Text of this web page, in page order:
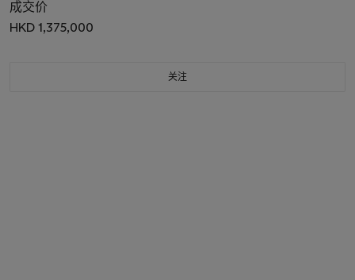
成交价
HKD 1,375,000
关注